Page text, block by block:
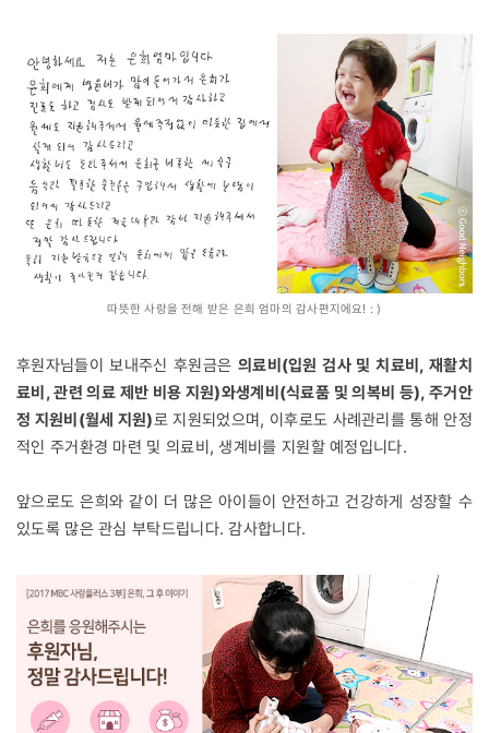
따뜻한 사랑을 전해 받은 은희 엄마의 감사편지에요! : )
후원자님들이 보내주신 후원금은 의료비(입원 검사 및 치료비, 재활치
료비, 관련 의료 제반 비용 지원)와생계비(식료품 및 의복비 등), 주거안
정 지원비(월세 지원)로 지원되었으며, 이후로도 사례관리를 통해 안정
적인 주거환경 마련 및 의료비, 생계비를 지원할 예정입니다.
앞으로도 은희와 같이 더 많은 아이들이 안전하고 건강하게 성장할 수
있도록 많은 관심 부탁드립니다. 감사합니다.